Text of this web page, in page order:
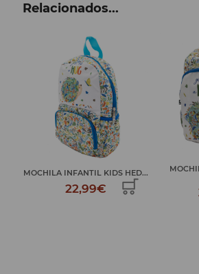
Relacionados...
HED...
MOCHILA ESCOLAR KIDS
HEDG...
32,99€